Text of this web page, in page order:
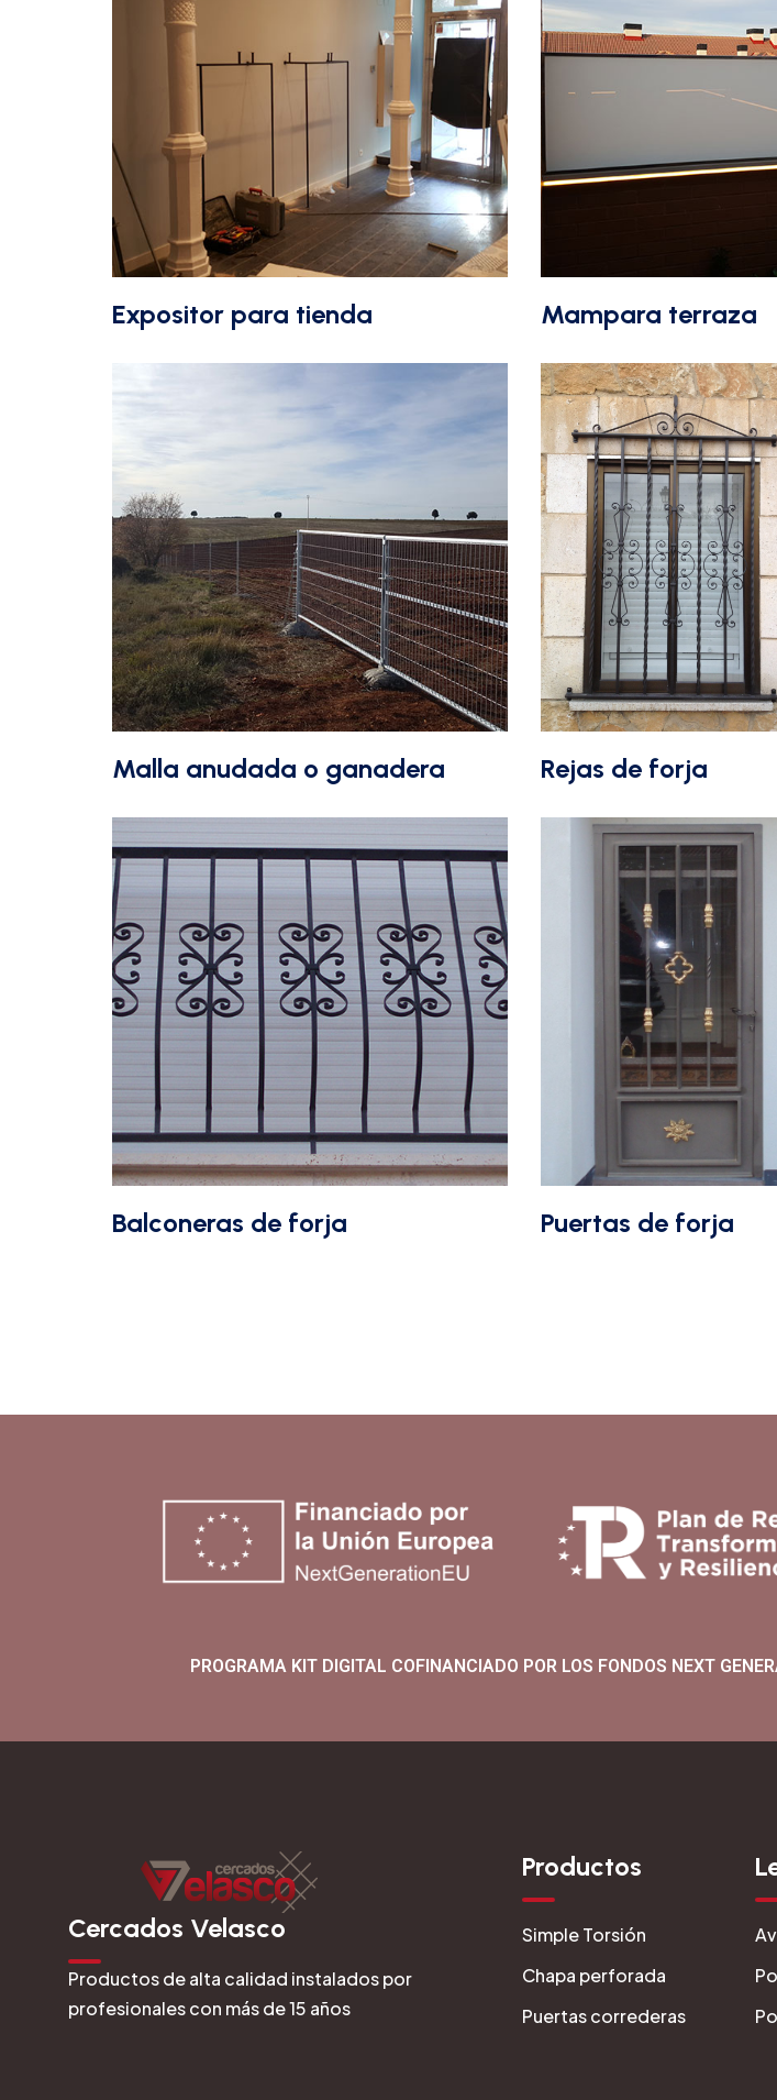
Expositor para tienda Mampara terraza
Malla anudada o ganadera Rejas de forja
Balconeras de forja Puertas de forja
PROGRAMA KIT DIGITAL COFINANCIADO POR LOS FONDOS NEXT
Cercados Velasco
Productos de alta calidad instalados por
profesionales con más de 15 años
Productos
Simple Torsión
Chapa perforada
Puertas correderas